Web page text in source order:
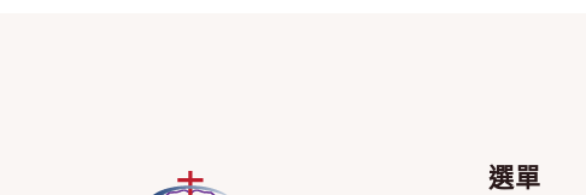
選單